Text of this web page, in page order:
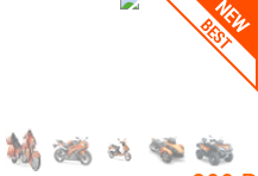
ЗАПИСАТЬСЯ В СЕРВИС